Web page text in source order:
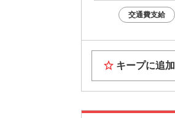
交通費支給
キープに追加